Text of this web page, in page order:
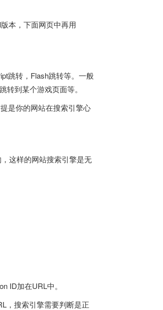
本，下面网页中再用
跳转，Flash跳转等。一般
到某个游戏页面等。
是你的网站在搜索引擎心
这样的网站搜索引擎是无
ID加在URL中。
，搜索引擎需要判断是正